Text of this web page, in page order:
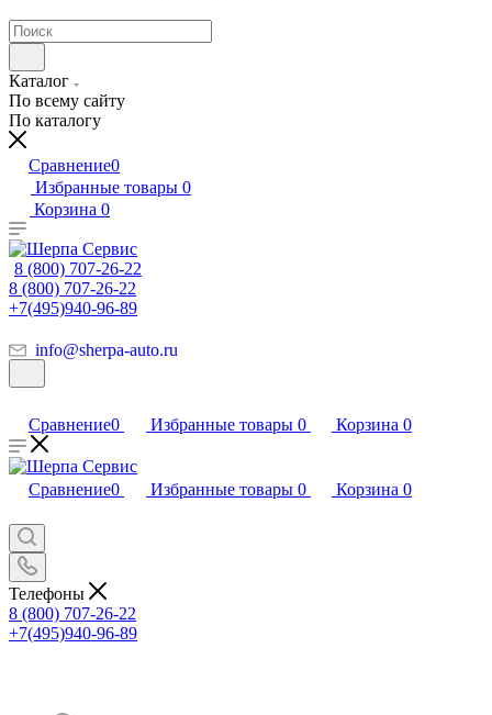
Каталог
По всему сайту
По каталогу
Сравнение0
Избранные товары 0
Корзина 0
8 (800) 707-26-22
8 (800) 707-26-22
+7(495)940-96-89
info@sherpa-auto.ru
Сравнение0 Избранные товары 0 Корзина 0
Сравнение0 Избранные товары 0 Корзина 0
Телефоны
8 (800) 707-26-22
+7(495)940-96-89